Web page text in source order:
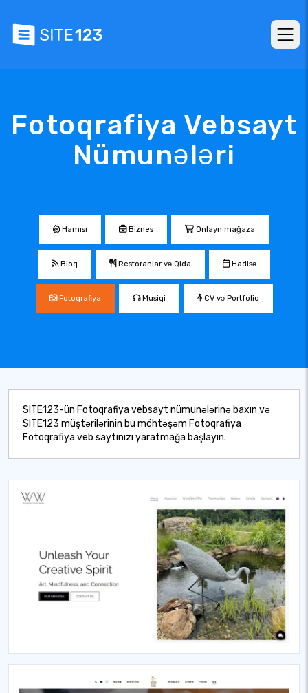
Fotoqrafiya Vebsayt
Nümunələri
Hamısı Biznes Onlayn mağaza
Bloq Restoranlar və Qida Hadisə
Fotoqrafiya Musiqi CV və Portfolio
SITE123-ün Fotoqrafiya vebsayt nümunələrinə baxın və
SITE123 müştərilərinin bu möhtəşəm Fotoqrafiya
Fotoqrafiya veb saytınızı yaratmağa başlayın.